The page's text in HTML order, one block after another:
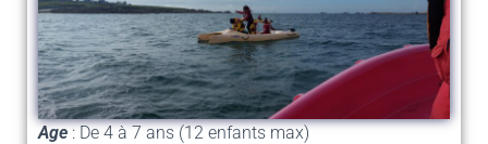
Age : De 4 à 7 ans (12 enfants max)